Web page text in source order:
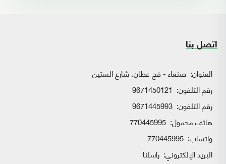
اتصل بنا
العنوان: صنعاء - فج عطان، شارع الستين
رقم التلفون: 9671450121
رقم التلفون: 9671445993
هاتف محمول: 770445995
واتساب:
البريد الإلكتروني: راسلنا